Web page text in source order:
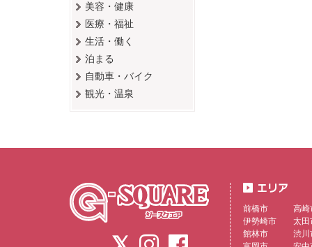
美容・健康
医療・福祉
生活・働く
泊まる
自動車・バイク
観光・温泉
前橋市
高崎
伊勢崎市
太田
館林市
渋川